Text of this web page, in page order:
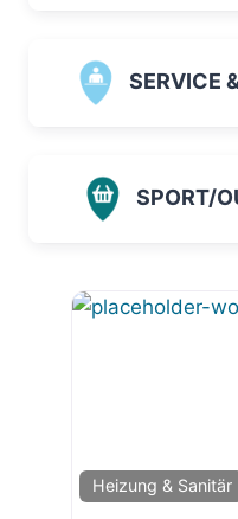
SERVICE
SPORT/
Heizung & Sanitär